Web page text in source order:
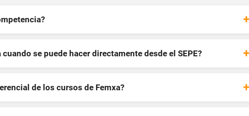
se puede hacer directamente desde el SEPE?
de los cursos de Femxa?